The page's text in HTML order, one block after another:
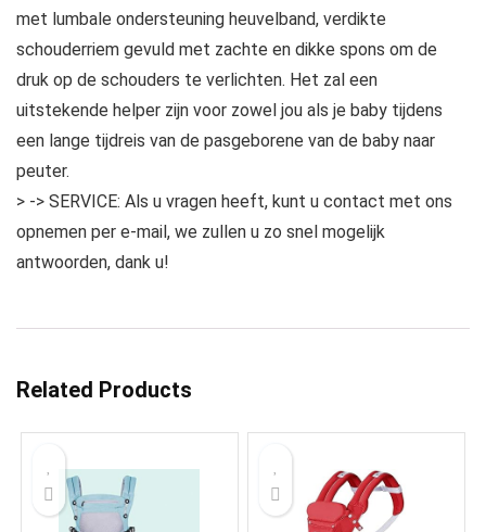
met lumbale ondersteuning heuvelband, verdikte
schouderriem gevuld met zachte en dikke spons om de
druk op de schouders te verlichten. Het zal een
uitstekende helper zijn voor zowel jou als je baby tijdens
een lange tijdreis van de pasgeborene van de baby naar
peuter.
> -> SERVICE: Als u vragen heeft, kunt u contact met ons
opnemen per e-mail, we zullen u zo snel mogelijk
antwoorden, dank u!
Related Products